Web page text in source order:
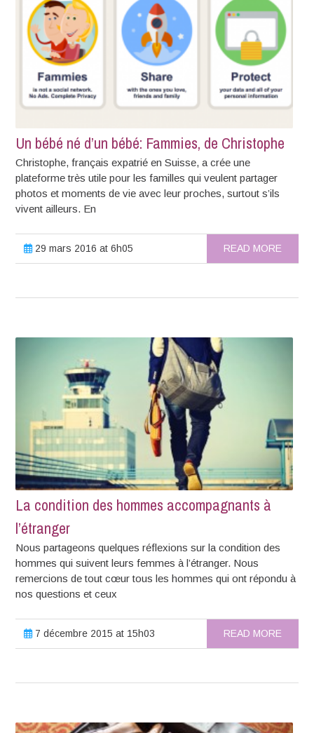
Un bébé né d’un bébé: Fammies, de Christophe
Christophe, français expatrié en Suisse, a crée une
plateforme très utile pour les familles qui veulent partager
photos et moments de vie avec leur proches, surtout s’ils
vivent ailleurs. En
29 mars 2016 at 6h05 READ MORE
La condition des hommes accompagnants à
l’étranger
Nous partageons quelques réflexions sur la condition des
hommes qui suivent leurs femmes à l’étranger. Nous
remercions de tout cœur tous les hommes qui ont répondu à
nos questions et ceux
7 décembre 2015 at 15h03 READ MORE